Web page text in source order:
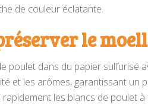
de couleur éclatante.
le
poulet dans du papier sulfurisé
et les arômes, garantissant un
rapidement les blancs de poulet